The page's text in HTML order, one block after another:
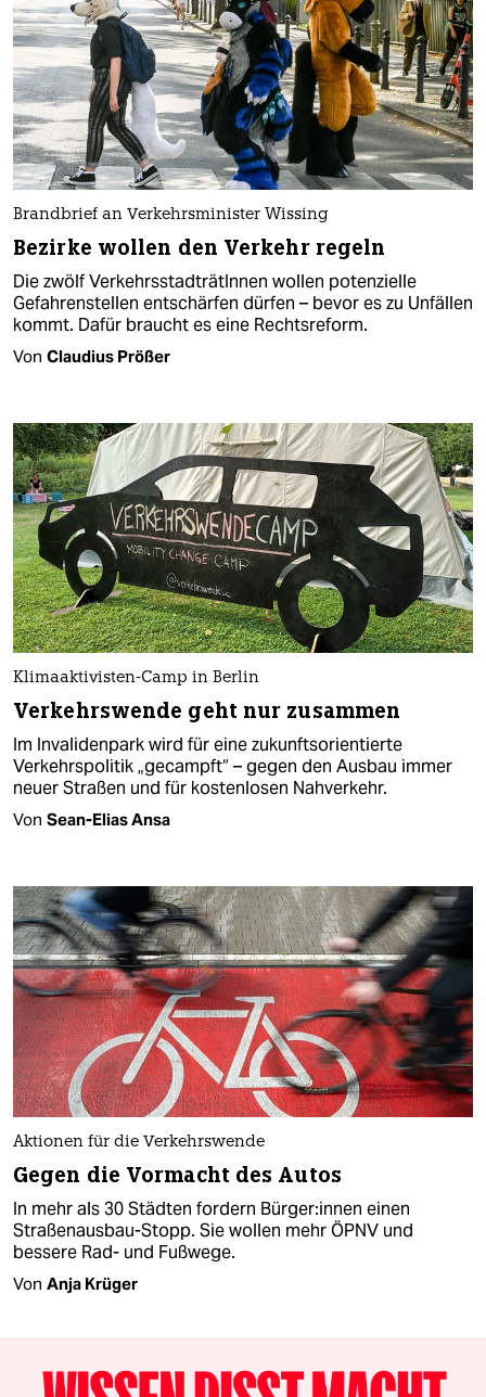
Brandbrief an Verkehrsminister Wissing
Bezirke wollen den Verkehr regeln
Die zwölf VerkehrsstadträtInnen wollen potenzielle
Gefahrenstellen entschärfen dürfen – bevor es zu Unfällen
kommt. Dafür braucht es eine Rechtsreform.
Von Claudius Prößer
Klimaaktivisten-Camp in Berlin
Verkehrswende geht nur zusammen
Im Invalidenpark wird für eine zukunftsorientierte
Verkehrspolitik „gecampft“ – gegen den Ausbau immer
neuer Straßen und für kostenlosen Nahverkehr.
Von Sean-Elias Ansa
Aktionen für die Verkehrswende
Gegen die Vormacht des Autos
In mehr als 30 Städten fordern Bür­ge­r:in­nen einen
Straßenausbau-Stopp. Sie wollen mehr ÖPNV und
bessere Rad- und Fußwege.
Von Anja Krüger